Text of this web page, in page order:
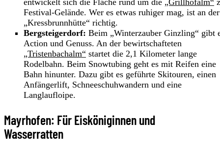
Festival-Gelände. Wer es etwas ruhiger mag, ist an der
„Kressbrunnhütte“ richtig.
Bergsteigerdorf: Beim „Winterzauber Ginzling“ gibt
Action und Genuss. An der bewirtschafteten
„Tristenbachalm“ startet die 2,1 Kilometer lange
Rodelbahn. Beim Snowtubing geht es mit Reifen eine
Bahn hinunter. Dazu gibt es geführte Skitouren, einen
Anfängerlift, Schneeschuhwandern und eine
Langlaufloipe.
Mayrhofen: Für Eisköniginnen und
Wasserratten